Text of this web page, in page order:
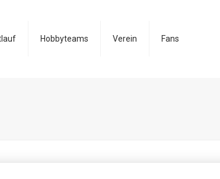
Hobbyteams Verein Fans